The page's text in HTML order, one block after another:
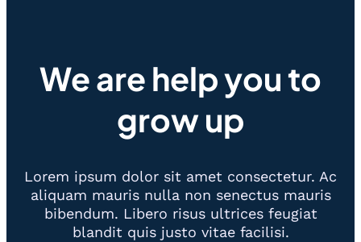
We are help you to
grow up
Lorem ipsum dolor sit amet consectetur. Ac
aliquam mauris nulla non senectus mauris
bibendum. Libero risus ultrices feugiat
blandit quis justo vitae facilisi.